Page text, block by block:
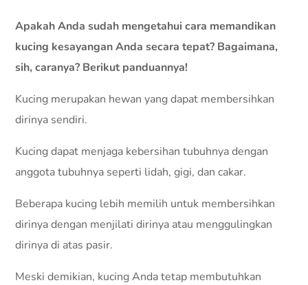
Apakah Anda sudah mengetahui cara memandikan
kucing kesayangan Anda secara tepat? Bagaimana,
sih, caranya? Berikut panduannya!
Kucing merupakan hewan yang dapat membersihkan
dirinya sendiri.
Kucing dapat menjaga kebersihan tubuhnya dengan
anggota tubuhnya seperti lidah, gigi, dan cakar.
Beberapa kucing lebih memilih untuk membersihkan
dirinya dengan menjilati dirinya atau menggulingkan
dirinya di atas pasir.
Meski demikian, kucing Anda tetap membutuhkan